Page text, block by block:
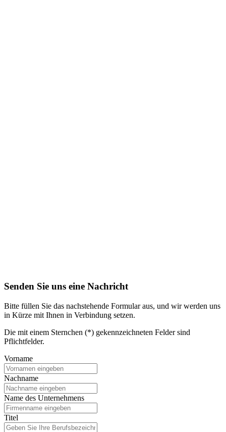
Senden Sie uns eine Nachricht
Bitte füllen Sie das nachstehende Formular aus, und wir werden uns
in Kürze mit Ihnen in Verbindung setzen.
Die mit einem Sternchen (*) gekennzeichneten Felder sind
Pflichtfelder.
Vorname
Nachname
Name des Unternehmens
Titel